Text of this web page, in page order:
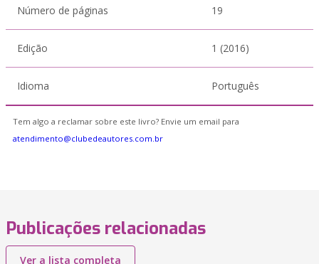
Número de páginas 19
Edição 1 (2016)
Idioma Português
Tem algo a reclamar sobre este livro? Envie um email para
atendimento@clubedeautores.com.br
Publicações relacionadas
Ver a lista completa